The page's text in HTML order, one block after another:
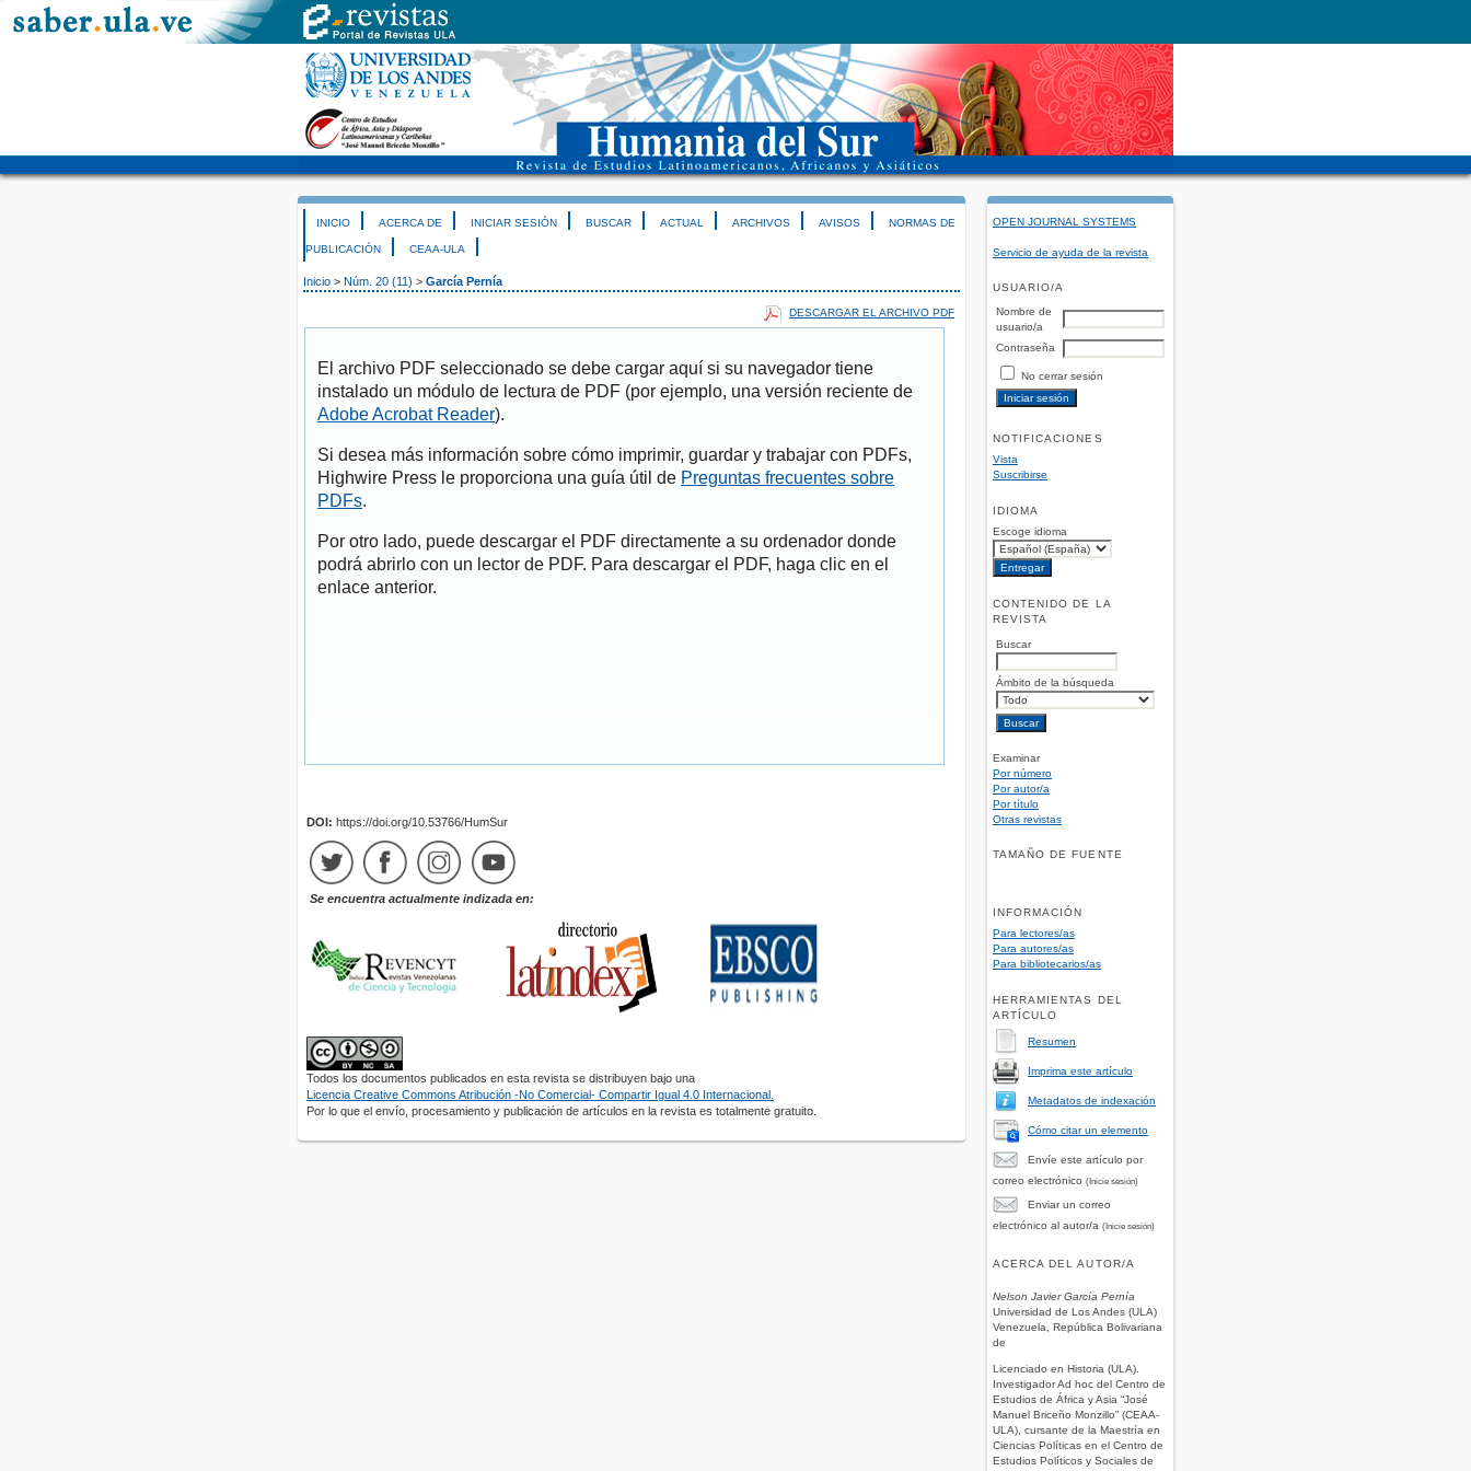
OPEN JOURNAL SYSTEMS
Servicio de ayuda de la revista
USUARIO/A
Nombre de
usuario/a
Contraseña
No cerrar sesión
NOTIFICACIONES
Vista
Suscribirse
IDIOMA
Escoge idioma
CONTENIDO DE LA
REVISTA
Buscar
Ámbito de la búsqueda
Examinar
Por número
Por autor/a
Por título
Otras revistas
TAMAÑO DE FUENTE
INFORMACIÓN
Para lectores/as
Para autores/as
Para bibliotecarios/as
HERRAMIENTAS DEL
ARTÍCULO
Resumen
Imprima este artículo
Metadatos de indexación
Cómo citar un elemento
Envíe este artículo por
correo electrónico (Inicie sesión)
Enviar un correo
electrónico al autor/a (Inicie sesión)
ACERCA DEL AUTOR/A
Nelson Javier García Pernía
Universidad de Los Andes (ULA)
Venezuela, República Bolivariana
de
Licenciado en Historia (ULA).
Investigador Ad hoc del Centro de
Estudios de África y Asia “José
Manuel Briceño Monzillo” (CEAA-
ULA), cursante de la Maestría en
Ciencias Políticas en el Centro de
Estudios Políticos y Sociales de
INICIO ACERCA DE INICIAR SESIÓN BUSCAR ACTUAL ARCHIVOS AVISOS NORMAS DE
PUBLICACIÓN CEAA-ULA
Inicio > Núm. 20 (11) > García Pernía
DESCARGAR EL ARCHIVO PDF
El archivo PDF seleccionado se debe cargar aquí si su navegador tiene
instalado un módulo de lectura de PDF (por ejemplo, una versión reciente de
Adobe Acrobat Reader).
Si desea más información sobre cómo imprimir, guardar y trabajar con PDFs,
Highwire Press le proporciona una guía útil de Preguntas frecuentes sobre
PDFs.
Por otro lado, puede descargar el PDF directamente a su ordenador donde
podrá abrirlo con un lector de PDF. Para descargar el PDF, haga clic en el
enlace anterior.
DOI: https://doi.org/10.53766/HumSur
Se encuentra actualmente indizada en:
Todos los documentos publicados en esta revista se distribuyen bajo una
Licencia Creative Commons Atribución -No Comercial- Compartir Igual 4.0 Internacional.
Por lo que el envío, procesamiento y publicación de artículos en la revista es totalmente gratuito.